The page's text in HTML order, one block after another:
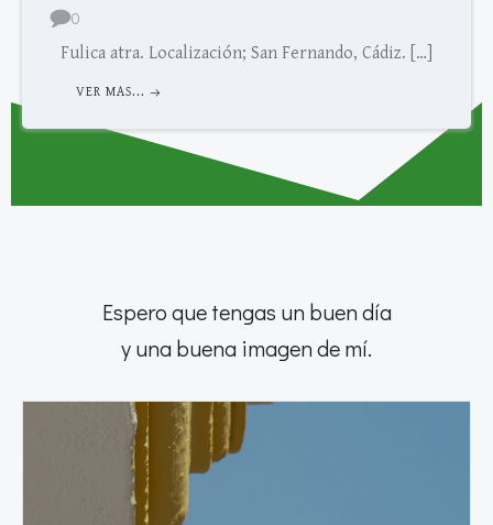
0
Fulica atra. Localización; San Fernando, Cádiz. […]
VER MAS...
Espero que tengas un buen día
y una buena imagen de mí.